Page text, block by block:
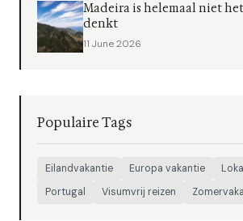
Madeira is helemaal niet
denkt
11 June 2026
Populaire Tags
Eilandvakantie Europa vakantie
Portugal
Visumvrij reizen